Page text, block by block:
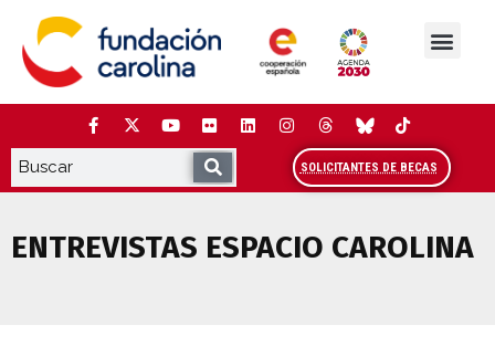
contenido
SOLICITANTES DE BECAS
ENTREVISTAS ESPACIO CAROLINA